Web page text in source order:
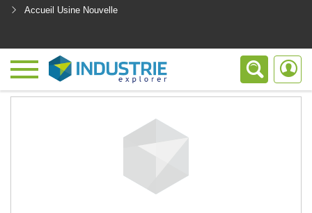
Accueil Usine Nouvelle